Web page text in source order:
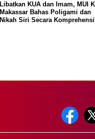
Libatkan KUA dan Imam, MUI
Makassar Bahas Poligami dan
Nikah Siri Secara